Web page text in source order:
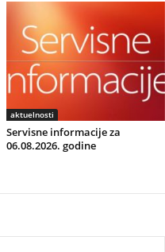
aktuelnosti
Servisne informacije za
06.08.2026. godine